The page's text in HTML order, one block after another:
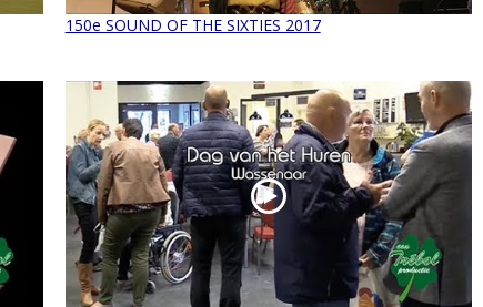
150e SOUND OF THE SIXTIES 2017